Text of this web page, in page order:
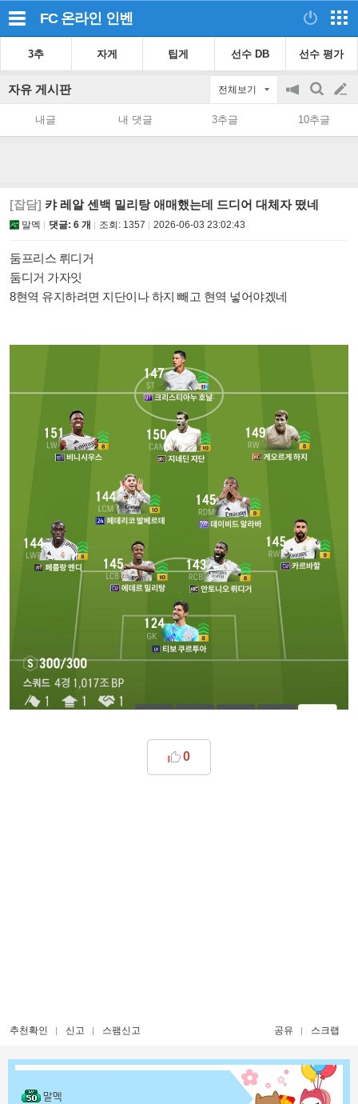
FC 온라인 인벤
3추 자게 팁게 선수 DB 선수 평가
자유 게시판 전체보기
공
지
on/off
검
색
글
쓰
내글 내 댓글 3추글 10추글
[잡담] 캬 레알 센백 밀리탕 애매했는데 드디어 대체자 떴네
말멕 댓글: 6 개 조회: 1357 2026-06-03 23:02:43
둠프리스 뤼디거
둠디거 가자잇
8현역 유지하려면 지단이나 하지 빼고 현역 넣어야겠네
0
추천확인 신고 스팸신고 공유 스크랩
말멕